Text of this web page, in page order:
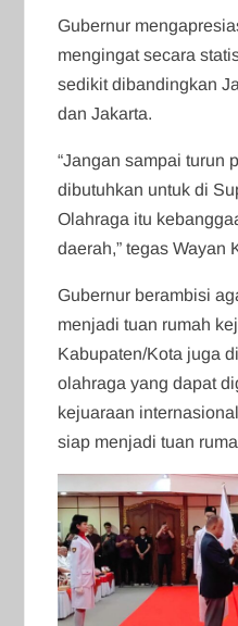
Gubernur
mengingat secara
sedikit dibandingkan
dan Jakarta.
“Jangan sampai turun
dibutuhkan untuk di
Olahraga itu
daerah,” tegas Wayan
Gubernur berambisi
menjadi tuan rumah
Kabupaten/Kota juga
olahraga yang dapat
kejuaraan
siap menjadi tuan